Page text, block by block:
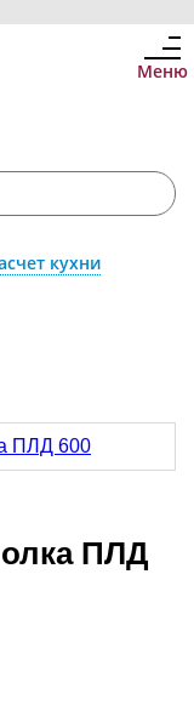
кухни
Меню
ПЛД